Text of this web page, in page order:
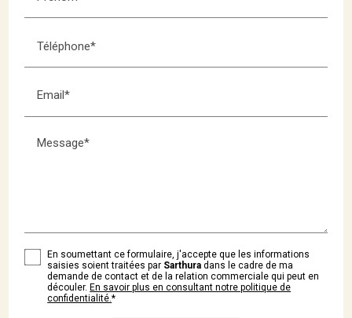
Téléphone*
Email*
Message*
En soumettant ce formulaire, j'accepte que les informations
saisies soient traitées par Sarthura dans le cadre de ma
demande de contact et de la relation commerciale qui peut en
découler.En savoir plus en consultant notre politique de
confidentialité.*